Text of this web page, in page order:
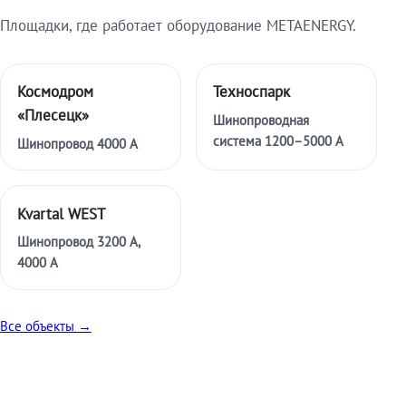
Площадки, где работает оборудование METAENERGY.
Космодром
«Плесецк»
Шинопровод 4000 А
Техноспарк
Шинопроводная
система 1200–5000 А
Kvartal WEST
Шинопровод 3200 А,
4000 А
Все объекты →